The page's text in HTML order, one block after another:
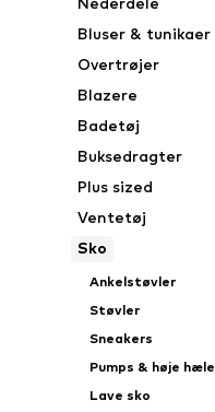
Bluser & tunikaer
Overtrøjer
Blazere
Badetøj
Buksedragter
Plus sized
Ventetøj
Sko
Ankelstøvler
Støvler
Sneakers
Pumps & høje hæle
Lave sko